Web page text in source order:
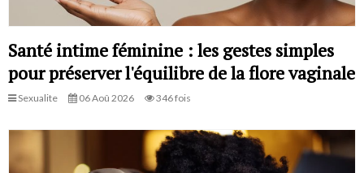
Santé intime féminine : les gestes simples
pour préserver l'équilibre de la flore vaginale
Sexualite 06 Aoû 2026 346 fois